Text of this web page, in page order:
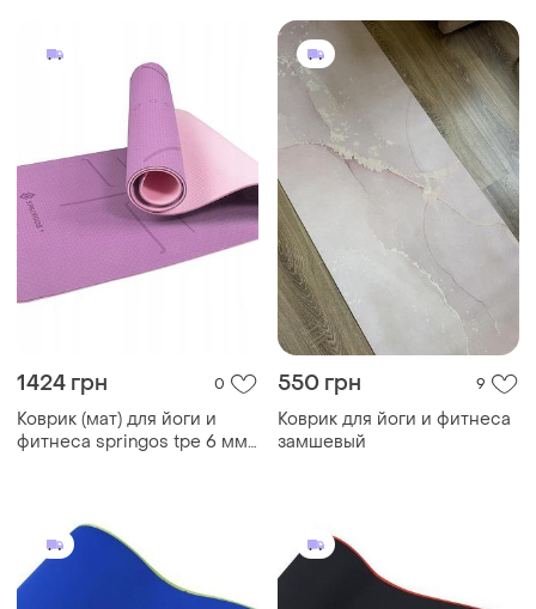
1424 грн 0
Коврик (мат) для йоги и
фитнеса springos tpe 6 мм
550 грн 9
Коврик для йоги и фитнеса
замшевый